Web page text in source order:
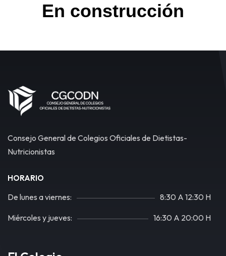
En construcción
Consejo General de Colegios Oficiales de Dietistas-
Nutricionistas
HORARIO
De lunes a viernes: 8:30 A 12:30 H
Miércoles y jueves: 16:30 A 20:00 H